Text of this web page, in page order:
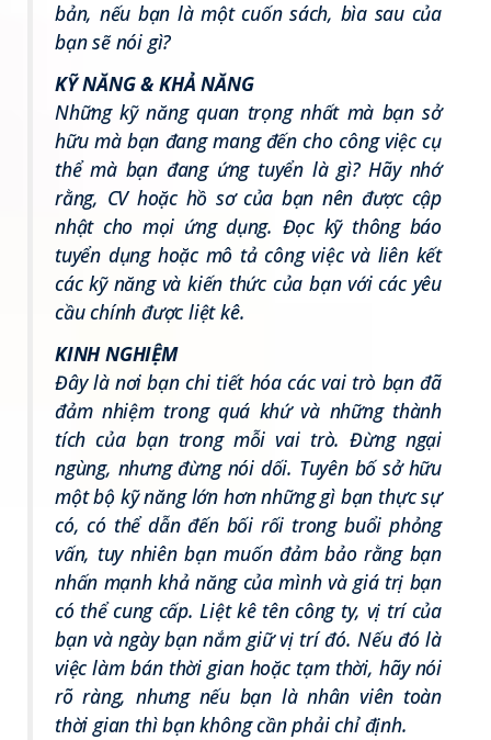
bản, nếu bạn là một cuốn sách, bìa sau của
bạn sẽ nói gì?
KỸ NĂNG & KHẢ NĂNG
Những kỹ năng quan trọng nhất mà bạn sở
hữu mà bạn đang mang đến cho công việc cụ
thể mà bạn đang ứng tuyển là gì? Hãy nhớ
rằng, CV hoặc hồ sơ của bạn nên được cập
nhật cho mọi ứng dụng. Đọc kỹ thông báo
tuyển dụng hoặc mô tả công việc và liên kết
các kỹ năng và kiến thức của bạn với các yêu
cầu chính được liệt kê.
KINH NGHIỆM
Đây là nơi bạn chi tiết hóa các vai trò bạn đã
đảm nhiệm trong quá khứ và những thành
tích của bạn trong mỗi vai trò. Đừng ngại
ngùng, nhưng đừng nói dối. Tuyên bố sở hữu
một bộ kỹ năng lớn hơn những gì bạn thực sự
có, có thể dẫn đến bối rối trong buổi phỏng
vấn, tuy nhiên bạn muốn đảm bảo rằng bạn
nhấn mạnh khả năng của mình và giá trị bạn
có thể cung cấp. Liệt kê tên công ty, vị trí của
bạn và ngày bạn nắm giữ vị trí đó. Nếu đó là
việc làm bán thời gian hoặc tạm thời, hãy nói
rõ ràng, nhưng nếu bạn là nhân viên toàn
thời gian thì bạn không cần phải chỉ định.